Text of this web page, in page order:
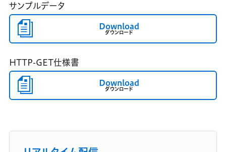
サンプルデータ
Download
ダウンロード
HTTP-GET仕様書
Download
ダウンロード